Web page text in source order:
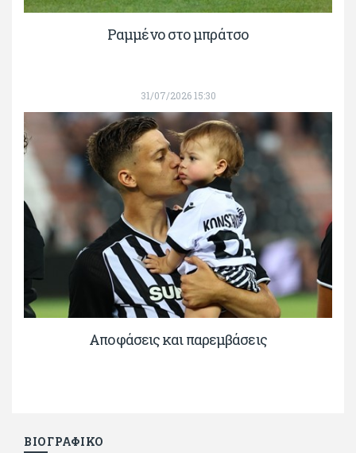
Ραμμένο στο μπράτσο
31/07/2026 15:30
Αποφάσεις και παρεμβάσεις
ΒΙΟΓΡΑΦΙΚΟ